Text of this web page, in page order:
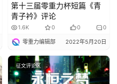
第十三届零重力杯短篇《青
青子衿》评论
1.6K 0 0 0
零重力编辑部 2022年5月20日
征文评论区